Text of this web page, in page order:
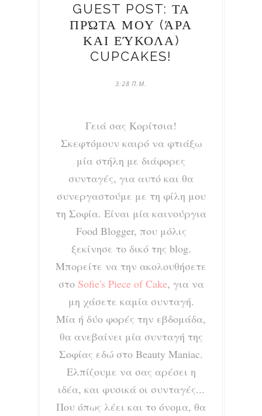
GUEST POST: ΤΑ
ΠΡΏΤΑ ΜΟΥ (ΆΡΑ
ΚΑΙ ΕΎΚΟΛΑ)
CUPCAKES!
3:28 Π.Μ.
Γειά σας Κορίτσια!
Σκεφτόμουν καιρό να φτιάξω
μία στήλη με διάφορες
συνταγές, για αυτό και θα
συνεργαστούμε με τη φίλη μου
τη Σοφία. Είναι μία καινούργια
Food Blogger, που μόλις
ξεκίνησε το δικό της blog.
Μπορείτε να την ακολουθήσετε
στο Sofie's Piece of Cake, για να
μη χάσετε καμία συνταγή.
Μία ή δύο φορές την εβδομάδα,
θα ανεβαίνει μία συνταγή της
Σοφίας εδώ στο Beauty Maniac.
Ελπίζουμε να σας αρέσει η
ιδέα, και φυσικά οι συνταγές...
Που όπως λέει και το όνομα, θα